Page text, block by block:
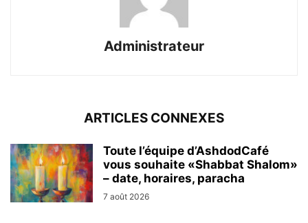
Administrateur
ARTICLES CONNEXES
Toute l’équipe d’AshdodCafé
vous souhaite «Shabbat Shalom»
– date, horaires, paracha
7 août 2026